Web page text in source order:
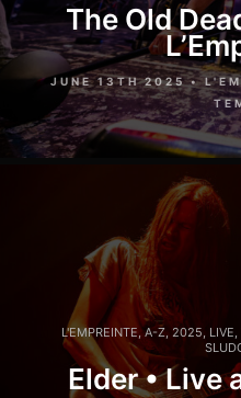
The Old
JUNE 13TH 2025 •
L'EMPREINTE,A-Z, 2025, LIVE,
Elder • Live